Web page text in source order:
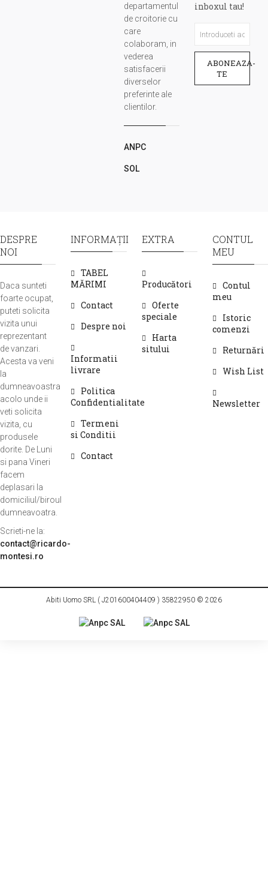
departamentul
de croitorie cu
care
colaboram, in
vederea
satisfacerii
diverselor
preferinte ale
clientilor.
ANPC
SOL
inboxul tau!
ABONEAZA-
TE
DESPRE
NOI
Daca sunteti
foarte ocupat,
puteti solicita
vizita unui
reprezentant
de vanzari.
Acesta va veni
la
dumneavoastra
acolo unde ii
veti solicita
vizita, cu
produsele
dorite. De Luni
si pana Vineri
facem
deplasari la
domiciliul/biroul
dumneavoatra.
Scrieti-ne la:
contact@ricardo-
montesi.ro
INFORMAŢII
TABEL
MĂRIMI
Contact
Despre noi
Informatii
livrare
Politica
Confidentialitate
Termeni
si Conditii
Contact
EXTRA
Producători
Oferte
speciale
Harta
sitului
CONTUL
MEU
Contul
meu
Istoric
comenzi
Returnări
Wish List
Newsletter
Abiti Uomo SRL ( J201600404409 ) 35822950 © 2026